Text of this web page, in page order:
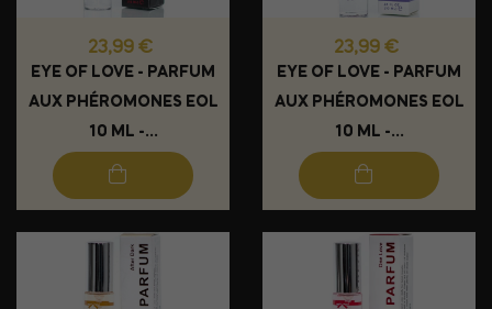
Prix
23,99 €
EYE OF LOVE - PARFUM
AUX PHÉROMONES EOL
10 ML -...
Prix
23,99 €
EYE OF LOVE - PARFUM
AUX PHÉROMONES EOL
10 ML -...